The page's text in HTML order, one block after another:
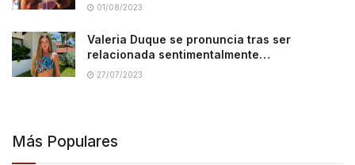
01/08/2023
Valeria Duque se pronuncia tras ser
relacionada sentimentalmente…
27/07/2023
Más Populares